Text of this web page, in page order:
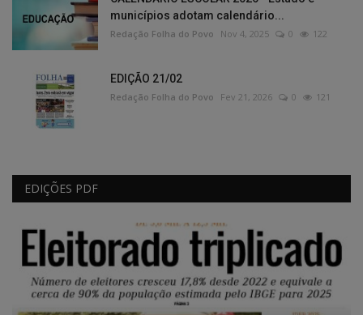
municípios adotam calendário...
Redação Folha do Povo Nov 4, 2025 0 122
EDIÇÃO 21/02
Redação Folha do Povo Fev 21, 2026 0 121
EDIÇÕES PDF